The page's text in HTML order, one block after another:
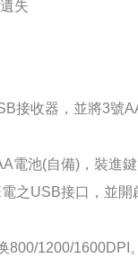
失
接收器，並將3號
電池(自備)，裝進
之USB接口，並
800/1200/1600DPI